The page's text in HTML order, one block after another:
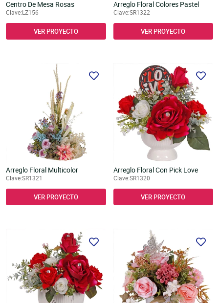
Centro De Mesa Rosas
Clave:LZ156
VER PROYECTO
Arreglo Floral Colores Pastel
Clave:SR1322
VER PROYECTO
Arreglo Floral Multicolor
Clave:SR1321
VER PROYECTO
Arreglo Floral Con Pick Love
Clave:SR1320
VER PROYECTO